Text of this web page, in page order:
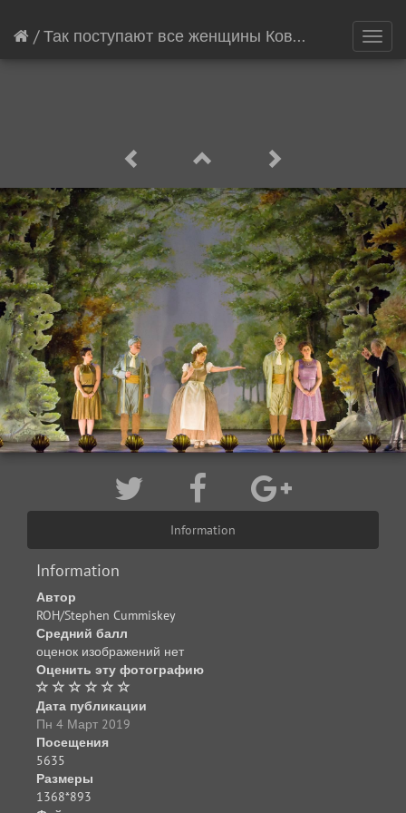
/Так поступают все женщины Ковент-Гарден
Information
Information
Автор
ROH/Stephen Cummiskey
Средний балл
оценок изображений нет
Оценить эту фотографию
Дата публикации
Пн 4 Март 2019
Посещения
5635
Размеры
1368*893